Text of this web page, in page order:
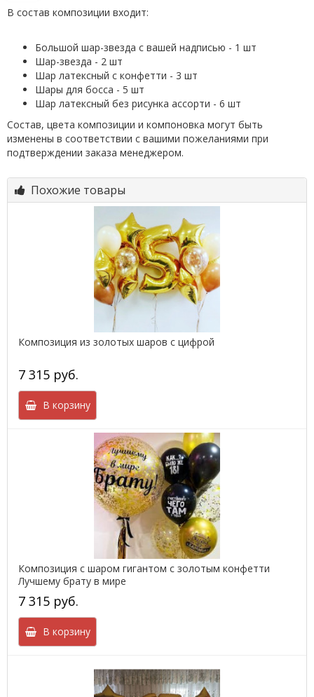
В состав композиции входит:
Большой шар-звезда с вашей надписью - 1 шт
Шар-звезда - 2 шт
Шар латексный с конфетти - 3 шт
Шары для босса - 5 шт
Шар латексный без рисунка ассорти - 6 шт
Состав, цвета композиции и компоновка могут быть
изменены в соответствии с вашими пожеланиями при
подтверждении заказа менеджером.
Похожие товары
Композиция из золотых шаров с цифрой
7 315 руб.
В корзину
Композиция с шаром гигантом с золотым конфетти
Лучшему брату в мире
7 315 руб.
В корзину